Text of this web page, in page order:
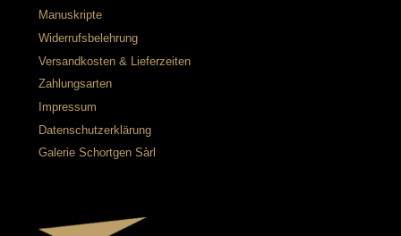
Manuskripte
Widerrufsbelehrung
Versandkosten & Lieferzeiten
Zahlungsarten
Impressum
Datenschutzerklärung
Galerie Schortgen Sàrl